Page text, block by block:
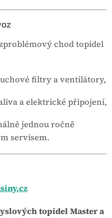
chod topidel
filtry a ventilátory,
a elektrické připojení,
jednou ročně
servisem.
topidel Master a